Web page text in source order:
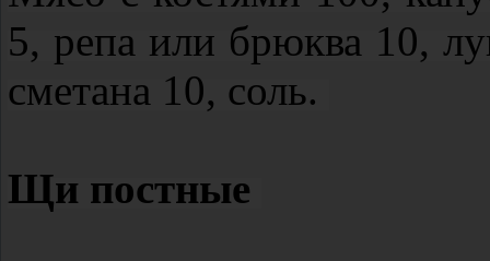
5, репа или брюква 10,
сметана 10, соль.
Щи постные